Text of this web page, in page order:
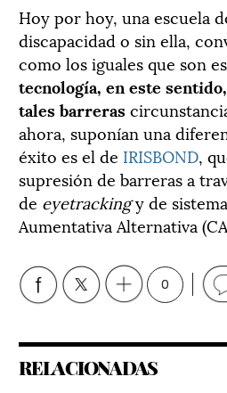
Hoy por hoy, una escuela
discapacidad o sin ella,
como los iguales que son
tecnología, en este
tales barreras
ahora, suponían una
éxito es el de IRISBOND,
supresión de barreras a
de eyetrackingy de
Aumentativa Alternativa
0
RELACIONADAS